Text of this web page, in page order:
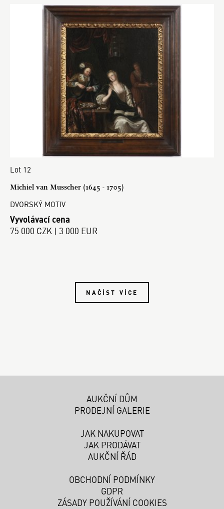
Lot 12
Michiel van Musscher (1645 - 1705)
DVORSKÝ MOTIV
Vyvolávací cena
75 000 CZK | 3 000 EUR
NAČÍST VÍCE
AUKČNÍ DŮM
PRODEJNÍ GALERIE
JAK NAKUPOVAT
JAK PRODÁVAT
AUKČNÍ ŘÁD
OBCHODNÍ PODMÍNKY
GDPR
ZÁSADY POUŽÍVÁNÍ COOKIES